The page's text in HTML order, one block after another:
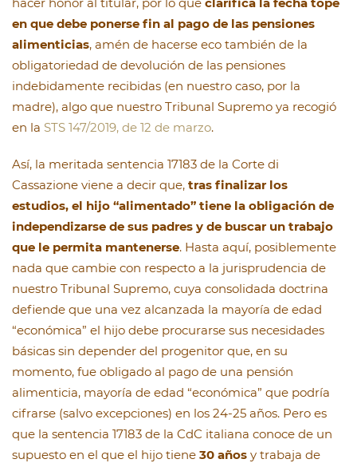
en que debe ponerse fin al pago de las pensiones
alimenticias, amén de hacerse eco también de la
obligatoriedad de devolución de las pensiones
indebidamente recibidas (en nuestro caso, por la
madre), algo que nuestro Tribunal Supremo ya recogió
en la STS 147/2019, de 12 de marzo.
Así, la meritada sentencia 17183 de la Corte di
Cassazione viene a decir que, tras finalizar los
estudios, el hijo “alimentado” tiene la obligación de
independizarse de sus padres y de buscar un trabajo
que le permita mantenerse. Hasta aquí, posiblemente
nada que cambie con respecto a la jurisprudencia de
nuestro Tribunal Supremo, cuya consolidada doctrina
defiende que una vez alcanzada la mayoría de edad
“económica” el hijo debe procurarse sus necesidades
básicas sin depender del progenitor que, en su
momento, fue obligado al pago de una pensión
alimenticia, mayoría de edad “económica” que podría
cifrarse (salvo excepciones) en los 24-25 años. Pero es
que la sentencia 17183 de la CdC italiana conoce de un
supuesto en el que el hijo tiene 30 años y trabaja de